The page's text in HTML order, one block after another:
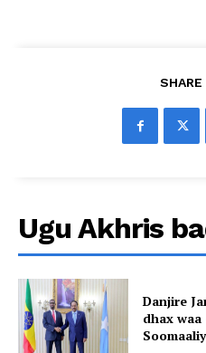
SHARE
Ugu Akhris
Danjire
dhax